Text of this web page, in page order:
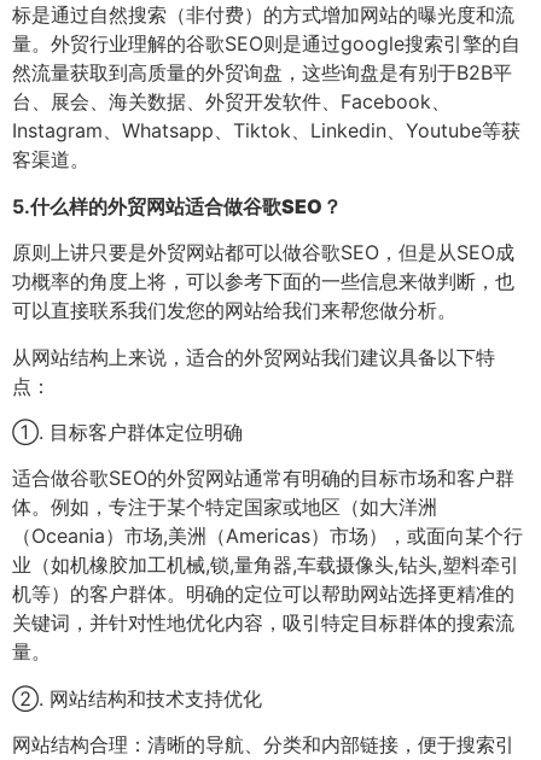
标是通过自然搜索（非付费）的方式增加网站的曝光度和流
量。外贸行业理解的谷歌SEO则是通过google搜索引擎的自
然流量获取到高质量的外贸询盘，这些询盘是有别于B2B平
台、展会、海关数据、外贸开发软件、Facebook、
Instagram、Whatsapp、Tiktok、Linkedin、Youtube等获
客渠道。
5.什么样的外贸网站适合做谷歌SEO？
原则上讲只要是外贸网站都可以做谷歌SEO，但是从SEO成
功概率的角度上将，可以参考下面的一些信息来做判断，也
可以直接联系我们发您的网站给我们来帮您做分析。
从网站结构上来说，适合的外贸网站我们建议具备以下特
点：
①. 目标客户群体定位明确
适合做谷歌SEO的外贸网站通常有明确的目标市场和客户群
体。例如，专注于某个特定国家或地区（如大洋洲
（Oceania）市场,美洲（Americas）市场），或面向某个行
业（如机橡胶加工机械,锁,量角器,车载摄像头,钻头,塑料牵引
机等）的客户群体。明确的定位可以帮助网站选择更精准的
关键词，并针对性地优化内容，吸引特定目标群体的搜索流
量。
②. 网站结构和技术支持优化
网站结构合理：清晰的导航、分类和内部链接，便于搜索引